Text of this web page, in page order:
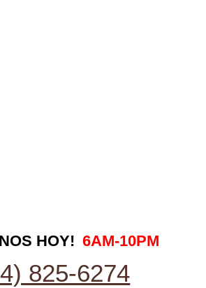
HOY! 6AM-10PM
825-6274